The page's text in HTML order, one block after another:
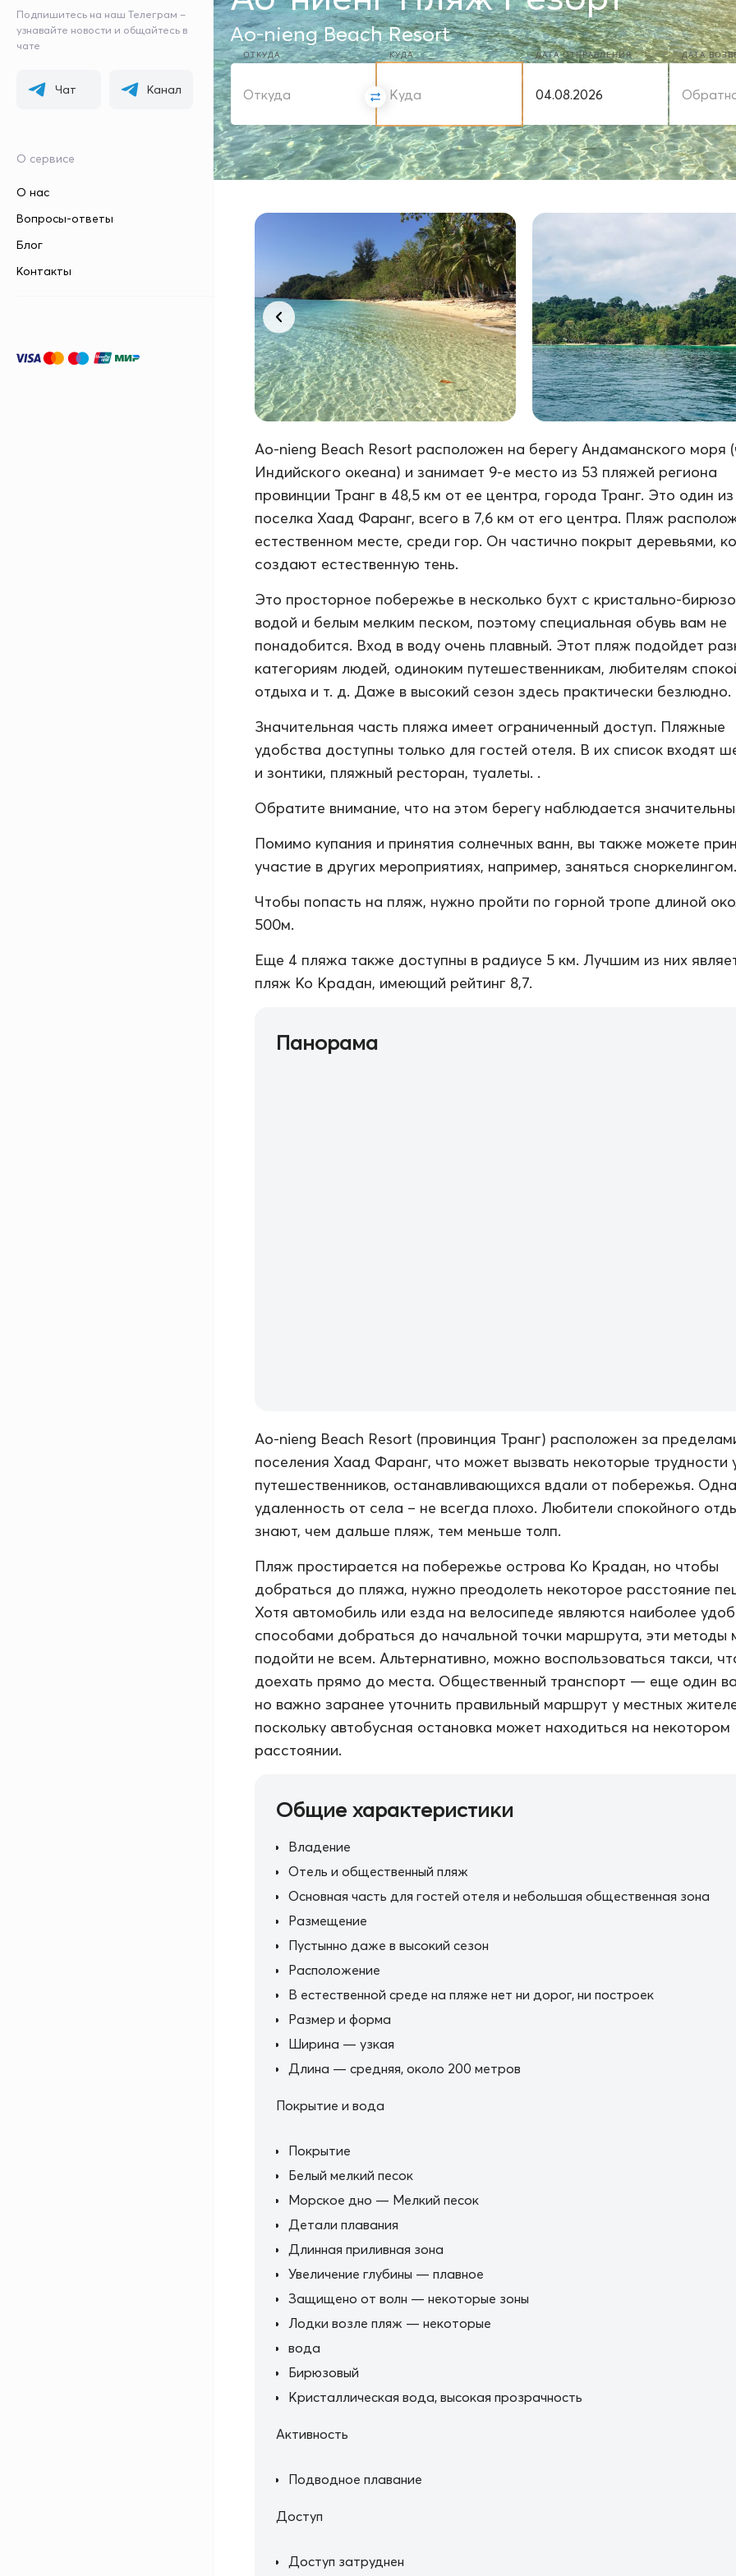
Подпишитесь на наш Телеграм –
узнавайте новости и общайтесь в
чате
Чат Канал
О сервисе
О нас
Вопросы-ответы
Блог
Контакты
Ao-nieng Beach Resort
ОТКУДА КУДА ДАТА ОТПРАВЛЕНИЯ ДАТА
Ao-nieng Beach Resort расположен на берегу Андаманского моря
Индийского океана) и занимает 9-е место из 53 пляжей региона
провинции Транг в 48,5 км от ее центра, города Транг. Это один
поселка Хаад Фаранг, всего в 7,6 км от его центра. Пляж
естественном месте, среди гор. Он частично покрыт деревьями,
создают естественную тень.
Это просторное побережье в несколько бухт с кристально-
водой и белым мелким песком, поэтому специальная обувь вам не
понадобится. Вход в воду очень плавный. Этот пляж подойдет
категориям людей, одиноким путешественникам, любителям
отдыха и т. д. Даже в высокий сезон здесь практически безлюдно.
Значительная часть пляжа имеет ограниченный доступ. Пляжные
удобства доступны только для гостей отеля. В их список входят
и зонтики, пляжный ресторан, туалеты. .
Обратите внимание, что на этом берегу наблюдается
Помимо купания и принятия солнечных ванн, вы также можете
участие в других мероприятиях, например, заняться сноркелингом.
Чтобы попасть на пляж, нужно пройти по горной тропе длиной
500м.
Еще 4 пляжа также доступны в радиусе 5 км. Лучшим из них
пляж Ко Крадан, имеющий рейтинг 8,7.
Панорама
Ao-nieng Beach Resort (провинция Транг) расположен за
поселения Хаад Фаранг, что может вызвать некоторые трудности
путешественников, останавливающихся вдали от побережья.
удаленность от села – не всегда плохо. Любители спокойного
знают, чем дальше пляж, тем меньше толп.
Пляж простирается на побережье острова Ко Крадан, но чтобы
добраться до пляжа, нужно преодолеть некоторое расстояние
Хотя автомобиль или езда на велосипеде являются наиболее
способами добраться до начальной точки маршрута, эти методы
подойти не всем. Альтернативно, можно воспользоваться такси,
доехать прямо до места. Общественный транспорт — еще один
но важно заранее уточнить правильный маршрут у местных
поскольку автобусная остановка может находиться на некотором
расстоянии.
Общие характеристики
Владение
Отель и общественный пляж
Основная часть для гостей отеля и небольшая общественная зона
Размещение
Пустынно даже в высокий сезон
Расположение
В естественной среде на пляже нет ни дорог, ни построек
Размер и форма
Ширина — узкая
Длина — средняя, около 200 метров
Покрытие и вода
Покрытие
Белый мелкий песок
Морское дно — Мелкий песок
Детали плавания
Длинная приливная зона
Увеличение глубины — плавное
Защищено от волн — некоторые зоны
Лодки возле пляж — некоторые
вода
Бирюзовый
Кристаллическая вода, высокая прозрачность
Активность
Подводное плавание
Доступ
Доступ затруднен